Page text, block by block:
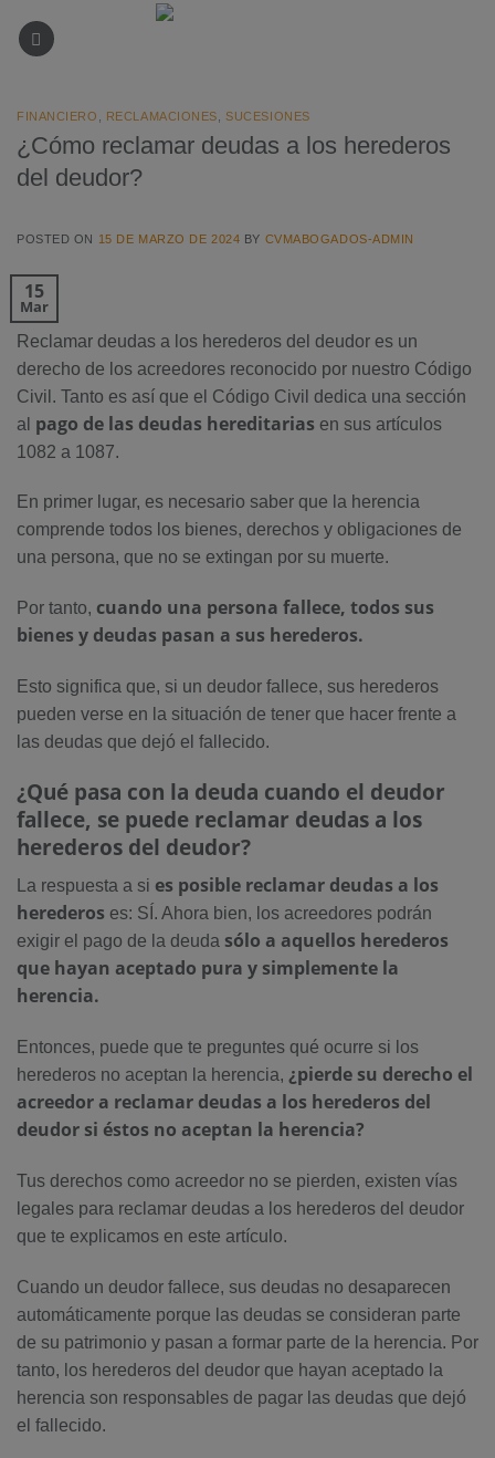
FINANCIERO RECLAMACIONES ,SUCESIONES
¿Cómo reclamar deudas a los herederos
del deudor?
POSTED ON 15 DE MARZO DE 2024 BY CVMABOGADOS-ADMIN
15
Mar
Reclamar deudas a los herederos del deudor es un
derecho de los acreedores reconocido por nuestro Código
Civil. Tanto es así que el Código Civil dedica una sección
al pago de las deudas hereditarias en sus artículos
1082 a 1087.
En primer lugar, es necesario saber que la herencia
comprende todos los bienes, derechos y obligaciones de
una persona, que no se extingan por su muerte.
Por tanto, cuando una persona fallece, todos sus
bienes y deudas pasan a sus herederos.
Esto significa que, si un deudor fallece, sus herederos
pueden verse en la situación de tener que hacer frente a
las deudas que dejó el fallecido.
¿Qué pasa con la deuda cuando el deudor
fallece, se puede reclamar deudas a los
herederos del deudor?
La respuesta a si es posible reclamar deudas a los
herederos es: SÍ. Ahora bien, los acreedores podrán
exigir el pago de la deuda sólo a aquellos herederos
que hayan aceptado pura y simplemente la
herencia.
Entonces, puede que te preguntes qué ocurre si los
herederos no aceptan la herencia, ¿pierde su derecho el
acreedor a reclamar deudas a los herederos del
deudor si éstos no aceptan la herencia?
Tus derechos como acreedor no se pierden, existen vías
legales para reclamar deudas a los herederos del deudor
que te explicamos en este artículo.
Cuando un deudor fallece, sus deudas no desaparecen
automáticamente porque las deudas se consideran parte
de su patrimonio y pasan a formar parte de la herencia. Por
tanto, los herederos del deudor que hayan aceptado la
herencia son responsables de pagar las deudas que dejó
el fallecido.